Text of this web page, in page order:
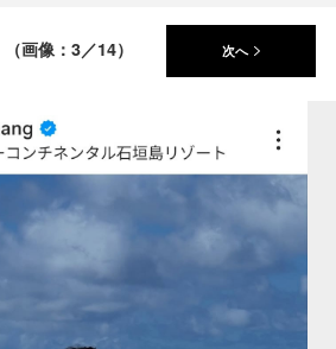
（画像：3／14） 次へ